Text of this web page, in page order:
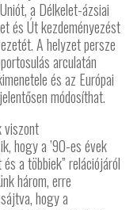
a Délkelet-ázsiai
és Út kezdeményezést
A helyzet persze
arculatán
és az Európai
módosíthat.
viszont
hogy a ’90-es évek
a többiek” relációjáról
három, erre
hogy a